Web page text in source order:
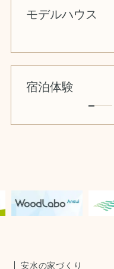
モデルハウス
宿泊体験
安水の家づくり